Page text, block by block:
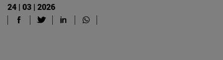
24 | 03 | 2026